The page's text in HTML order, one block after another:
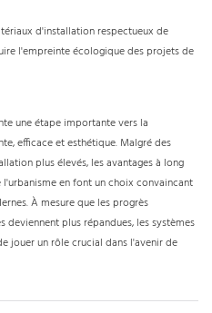
d'installation respectueux de
l'empreinte écologique des projets de
une étape importante vers la
efficace et esthétique. Malgré des
plus élevés, les avantages à long
en font un choix convaincant
À mesure que les progrès
plus répandues, les systèmes
jouer un rôle crucial dans l'avenir de